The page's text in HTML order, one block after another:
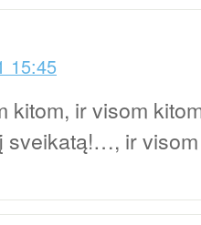
15:45
ir visom
sveikatą!…, ir